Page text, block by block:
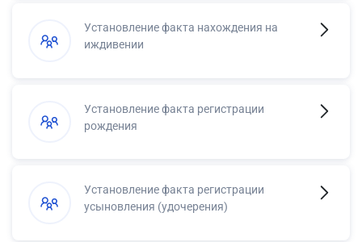
Установление факта нахождения на
иждивении
Установление факта регистрации
рождения
Установление факта регистрации
усыновления (удочерения)